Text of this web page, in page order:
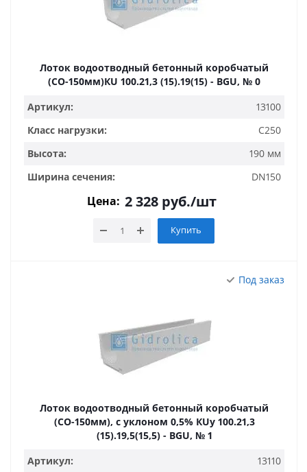
Лоток водоотводный бетонный коробчатый
(СО-150мм)КU 100.21,3 (15).19(15) - BGU, № 0
Артикул:
13100
Класс нагрузки:
C250
Высота:
190 мм
Ширина сечения:
DN150
Цена: 2 328 руб./шт
Купить
Под заказ
Лоток водоотводный бетонный коробчатый
(СО-150мм), с уклоном 0,5% КUу 100.21,3
(15).19,5(15,5) - BGU, № 1
Артикул:
13110